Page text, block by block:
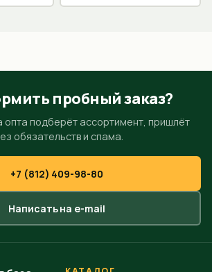
пробный заказ?
подберёт ассортимент, пришлёт
обязательств и спама.
+7 (812) 409-98-80
Написать на e-mail